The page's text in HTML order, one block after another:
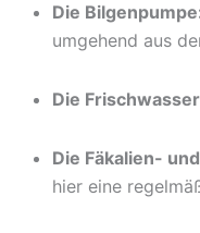
Die
umgehend aus
Die
Die Fäkalien-
hier eine